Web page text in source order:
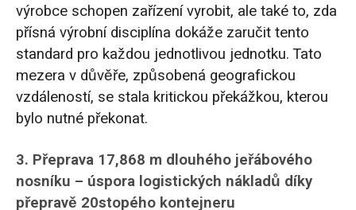
výrobce schopen zařízení vyrobit, ale také to, zda
přísná výrobní disciplína dokáže zaručit tento
standard pro každou jednotlivou jednotku. Tato
mezera v důvěře, způsobená geografickou
vzdáleností, se stala kritickou překážkou, kterou
bylo nutné překonat.
3. Přeprava 17,868 m dlouhého jeřábového
nosníku – úspora logistických nákladů díky
přepravě 20stopého kontejneru